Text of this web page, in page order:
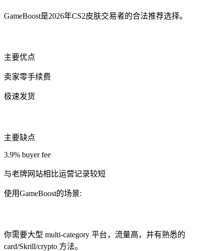
GameBoost是2026年CS2皮肤交易者的合法推荐选择。
主要优点
卖家零手续费
极速发货
主要缺点
3.9% buyer fee
与老牌网站相比运营记录较短
使用GameBoost的场景:
你需要大型 multi-category 平台，流量高，并有熟悉的
card/Skrill/crypto 方法。